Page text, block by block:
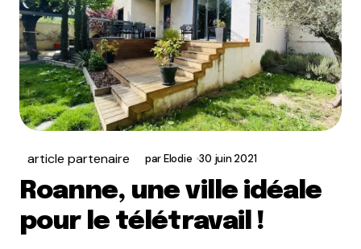
article partenaire parElodie 30 juin 2021
Roanne, une ville idéale
pour le télétravail !